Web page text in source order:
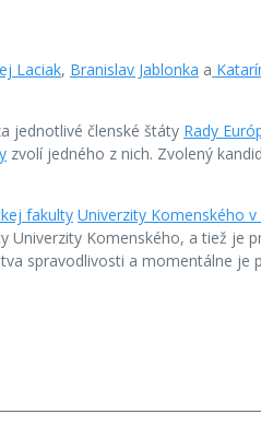
Laciak, Branislav Jablonka a
jednotlivé členské štáty Rady
zvolí jedného z nich. Zvolený
fakulty Univerzity Komenského v
Komenského, a tiež je
spravodlivosti a momentálne